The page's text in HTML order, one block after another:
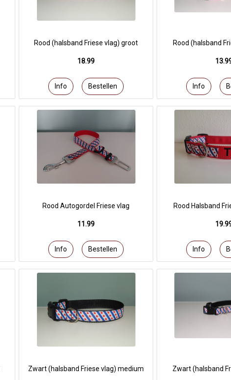
Rood (halsband Friese vlag) groot
18.99
Rood (halsband
Rood Autogordel Friese vlag
11.99
Rood Halsband
Zwart (halsband Friese vlag) medium Zwart (halsband